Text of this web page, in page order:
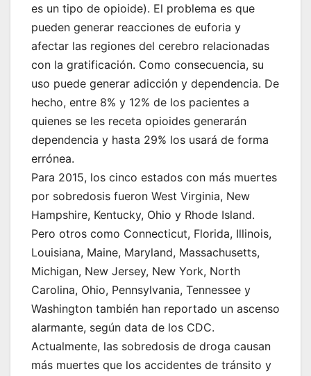
es un tipo de opioide). El problema es que
pueden generar reacciones de euforia y
afectar las regiones del cerebro relacionadas
con la gratificación. Como consecuencia, su
uso puede generar adicción y dependencia. De
hecho, entre 8% y 12% de los pacientes a
quienes se les receta opioides generarán
dependencia y hasta 29% los usará de forma
errónea.
Para 2015, los cinco estados con más muertes
por sobredosis fueron West Virginia, New
Hampshire, Kentucky, Ohio y Rhode Island.
Pero otros como Connecticut, Florida, Illinois,
Louisiana, Maine, Maryland, Massachusetts,
Michigan, New Jersey, New York, North
Carolina, Ohio, Pennsylvania, Tennessee y
Washington también han reportado un ascenso
alarmante, según data de los CDC.
Actualmente, las sobredosis de droga causan
más muertes que los accidentes de tránsito y